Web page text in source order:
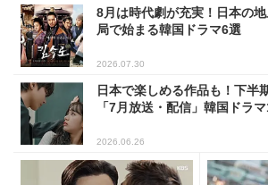
8月は時代劇が充実！日本の
局で始まる韓国ドラマ6選
2026.07.30
日本で楽しめる作品も！下半
「7月放送・配信」韓国ドラ
2026.06.26